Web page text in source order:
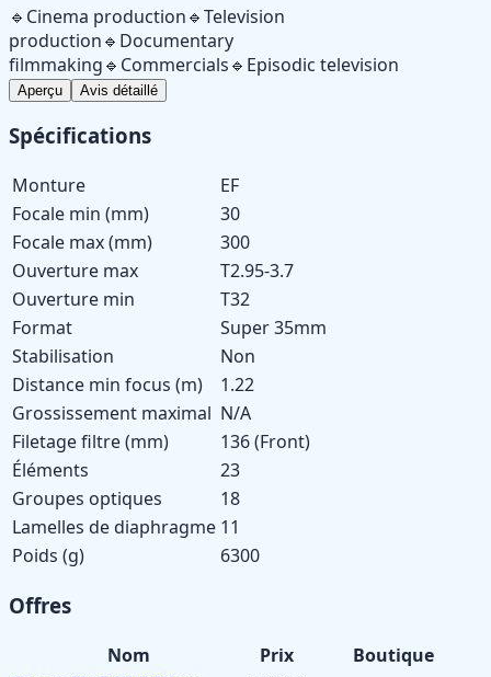
🔹 Cinema production🔹Television
production🔹 Documentary
filmmaking🔹 Commercials🔹 Episodic television
Aperçu Avis détaillé
Spécifications
Monture
EF
Focale min (mm)
30
Focale max (mm)
300
Ouverture max
T2.95-3.7
Ouverture min
T32
Format
Super 35mm
Stabilisation
Non
Distance min focus (m)
1.22
Grossissement maximal N/A
Filetage filtre (mm)
136 (Front)
Éléments
23
Groupes optiques
18
Lamelles de diaphragme 11
Poids (g)
6300
Offres
Nom Prix
Boutique